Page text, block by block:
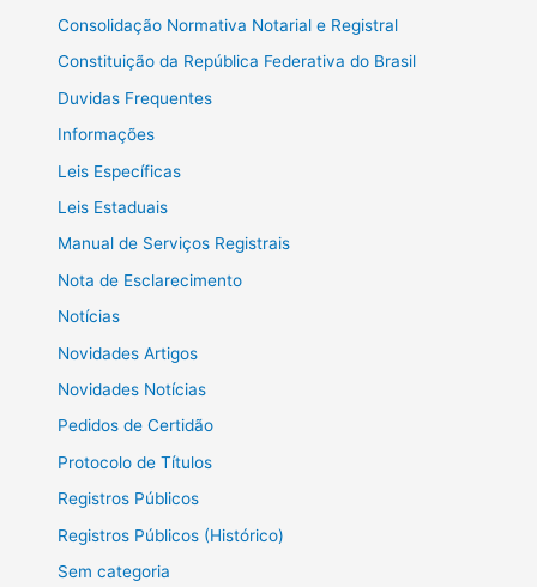
Consolidação Normativa Notarial e Registral
Constituição da República Federativa do Brasil
Duvidas Frequentes
Informações
Leis Específicas
Leis Estaduais
Manual de Serviços Registrais
Nota de Esclarecimento
Notícias
Novidades Artigos
Novidades Notícias
Pedidos de Certidão
Protocolo de Títulos
Registros Públicos
Registros Públicos (Histórico)
Sem categoria